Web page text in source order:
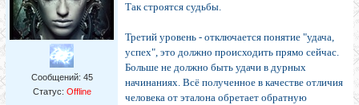
Сообщений: 45
Статус: Offline
Так строятся судьбы.
Третий уровень - отключается понятие "удача,
успех", это должно происходить прямо сейчас.
Больше не должно быть удачи в дурных
начинаниях. Всё полученное в качестве отличия
человека от эталона обретает обратную